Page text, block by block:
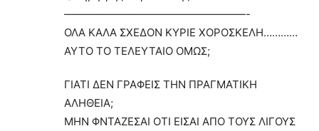
—————————————————-
ΟΛΑ ΚΑΛΑ ΣΧΕΔΟΝ ΚΥΡΙΕ ΧΟΡΟΣΚΕΛΗ…………
ΑΥΤΟ ΤΟ ΤΕΛΕΥΤΑΙΟ ΟΜΩΣ;
ΓΙΑΤΙ ΔΕΝ ΓΡΑΦΕΙΣ ΤΗΝ ΠΡΑΓΜΑΤΙΚΗ
ΑΛΗΘΕΙΑ;
ΜΗΝ ΦΝΤΑΖΕΣΑΙ ΟΤΙ ΕΙΣΑΙ ΑΠΟ ΤΟΥΣ ΛΙΓΟΥΣ